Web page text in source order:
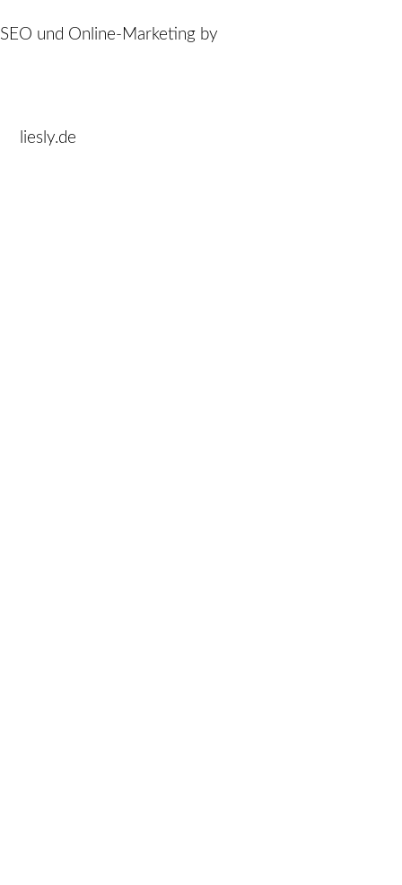
SEO und Online-Marketing by
liesly.de